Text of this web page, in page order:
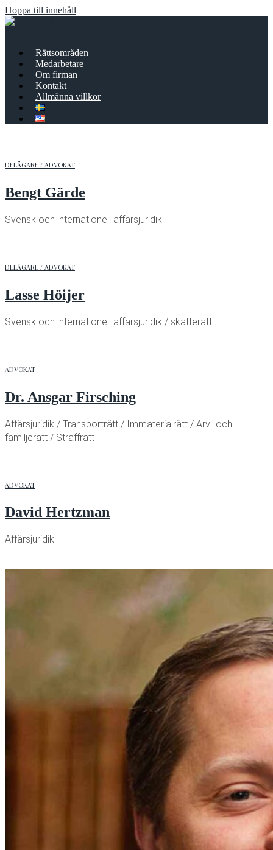
Hoppa till innehåll
Rättsområden
Medarbetare
Om firman
Kontakt
Allmänna villkor
DELÄGARE / ADVOKAT
Bengt Gärde
Svensk och internationell affärsjuridik
DELÄGARE / ADVOKAT
Lasse Höijer
Svensk och internationell affärsjuridik / skatterätt
ADVOKAT
Dr. Ansgar Firsching
Affärsjuridik / Transporträtt / Immaterialrätt / Arv- och
familjerätt / Straffrätt
ADVOKAT
David Hertzman
Affärsjuridik